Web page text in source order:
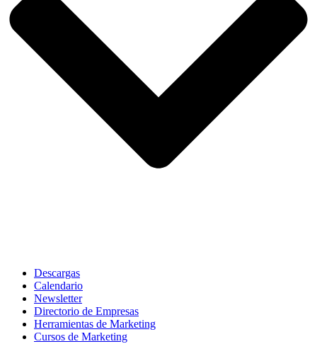
Descargas
Calendario
Newsletter
Directorio de Empresas
Herramientas de Marketing
Cursos de Marketing